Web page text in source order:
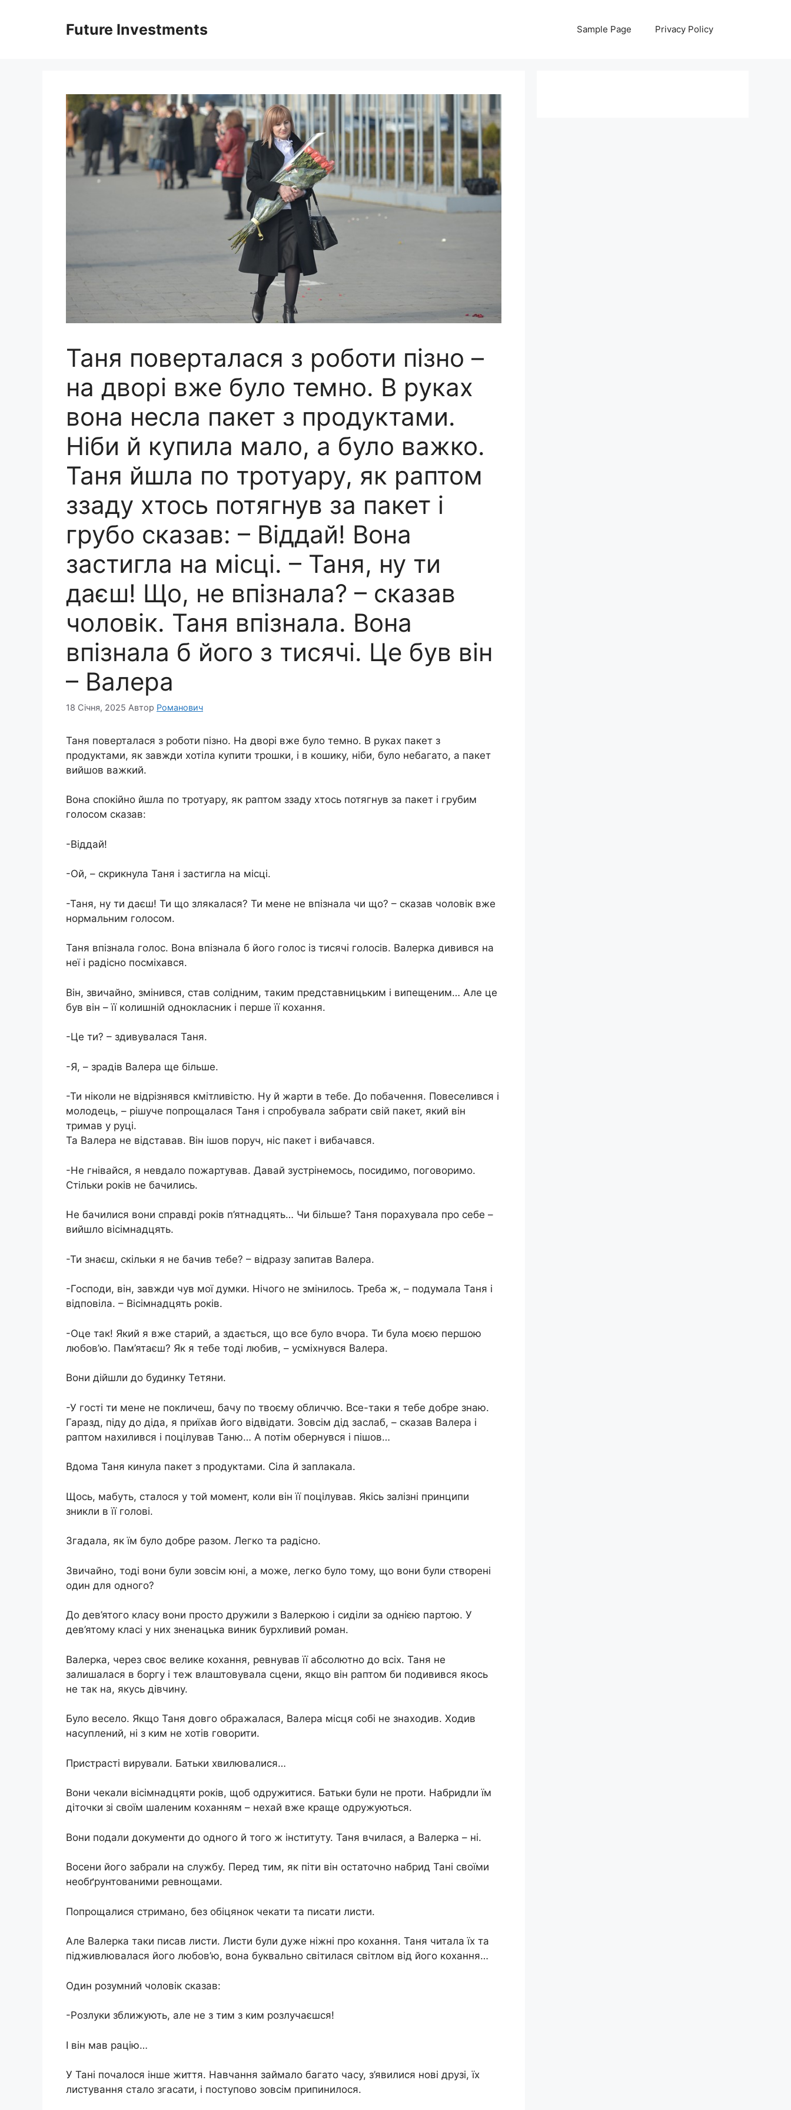
Future Investments Sample Page Privacy Policy
Таня поверталася з роботи пізно –
на дворі вже було темно. В руках
вона несла пакет з продуктами.
Ніби й купила мало, а було важко.
Таня йшла по тротуару, як раптом
ззаду хтось потягнув за пакет і
грубо сказав: – Віддай! Вона
застигла на місці. – Таня, ну ти
даєш! Що, не впізнала? – сказав
чоловік. Таня впізнала. Вона
впізнала б його з тисячі. Це був він
– Валера
18 Січня, 2025 Автор Романович
Таня поверталася з роботи пізно. На дворі вже було темно. В руках пакет з
продуктами, як завжди хотіла купити трошки, і в кошику, ніби, було небагато, а пакет
вийшов важкий.
Вона спокійно йшла по тротуару, як раптом ззаду хтось потягнув за пакет і грубим
голосом сказав:
-Віддай!
-Ой, – скрикнула Таня і застигла на місці.
-Таня, ну ти даєш! Ти що злякалася? Ти мене не впізнала чи що? – сказав чоловік вже
нормальним голосом.
Таня впізнала голос. Вона впізнала б його голос із тисячі голосів. Валерка дивився на
неї і радісно посміхався.
Він, звичайно, змінився, став солідним, таким представницьким і випещеним… Але це
був він – її колишній однокласник і перше її кохання.
-Це ти? – здивувалася Таня.
-Я, – зрадів Валера ще більше.
-Ти ніколи не відрізнявся кмітливістю. Ну й жарти в тебе. До побачення. Повеселився і
молодець, – рішуче попрощалася Таня і спробувала забрати свій пакет, який він
тримав у руці.
Та Валера не відставав. Він ішов поруч, ніс пакет і вибачався.
-Не гнівайся, я невдало пожартував. Давай зустрінемось, посидимо, поговоримо.
Стільки років не бачились.
Не бачилися вони справді років п’ятнадцять… Чи більше? Таня порахувала про себе –
вийшло вісімнадцять.
-Ти знаєш, скільки я не бачив тебе? – відразу запитав Валера.
-Господи, він, завжди чув мої думки. Нічого не змінилось. Треба ж, – подумала Таня і
відповіла. – Вісімнадцять років.
-Оце так! Який я вже старий, а здається, що все було вчора. Ти була моєю першою
любов’ю. Пам’ятаєш? Як я тебе тоді любив, – усміхнувся Валера.
Вони дійшли до будинку Тетяни.
-У гості ти мене не покличеш, бачу по твоєму обличчю. Все-таки я тебе добре знаю.
Гаразд, піду до діда, я приїхав його відвідати. Зовсім дід заслаб, – сказав Валера і
раптом нахилився і поцілував Таню… А потім обернувся і пішов…
Вдома Таня кинула пакет з продуктами. Сіла й заплакала.
Щось, мабуть, сталося у той момент, коли він її поцілував. Якісь залізні принципи
зникли в її голові.
Згадала, як їм було добре разом. Легко та радісно.
Звичайно, тоді вони були зовсім юні, а може, легко було тому, що вони були створені
один для одного?
До дев’ятого класу вони просто дружили з Валеркою і сиділи за однією партою. У
дев’ятому класі у них зненацька виник бурхливий роман.
Валерка, через своє велике кохання, ревнував її абсолютно до всіх. Таня не
залишалася в боргу і теж влаштовувала сцени, якщо він раптом би подивився якось
не так на, якусь дівчину.
Було весело. Якщо Таня довго ображалася, Валера місця собі не знаходив. Ходив
насуплений, ні з ким не хотів говорити.
Пристрасті вирували. Батьки хвилювалися…
Вони чекали вісімнадцяти років, щоб одружитися. Батьки були не проти. Набридли їм
діточки зі своїм шаленим коханням – нехай вже краще одружуються.
Вони подали документи до одного й того ж інституту. Таня вчилася, а Валерка – ні.
Восени його забрали на службу. Перед тим, як піти він остаточно набрид Тані своїми
необґрунтованими ревнощами.
Попрощалися стримано, без обіцянок чекати та писати листи.
Але Валерка таки писав листи. Листи були дуже ніжні про кохання. Таня читала їх та
підживлювалася його любов’ю, вона буквально світилася світлом від його кохання…
Один розумний чоловік сказав:
-Розлуки зближують, але не з тим з ким розлучаєшся!
І він мав рацію…
У Тані почалося інше життя. Навчання займало багато часу, з’явилися нові друзі, їх
листування стало згасати, і поступово зовсім припинилося.